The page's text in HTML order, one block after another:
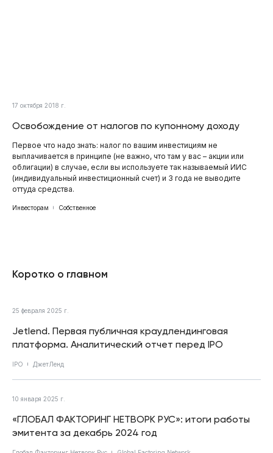
17 октября 2018 г.
Освобождение от налогов по купонному доходу
Первое что надо знать: налог по вашим инвестициям не
выплачивается в принципе (не важно, что там у вас – акции или
облигации) в случае, если вы используете так называемый ИИС
(индивидуальный инвестиционный счет) и 3 года не выводите
оттуда средства.
Инвесторам Собственное
Коротко о главном
25 февраля 2025 г.
Jetlend. Первая публичная краудлендинговая
платформа. Аналитический отчет перед IPO
IPO ДжетЛенд
10 января 2025 г.
«ГЛОБАЛ ФАКТОРИНГ НЕТВОРК РУС»: итоги работы
эмитента за декабрь 2024 год